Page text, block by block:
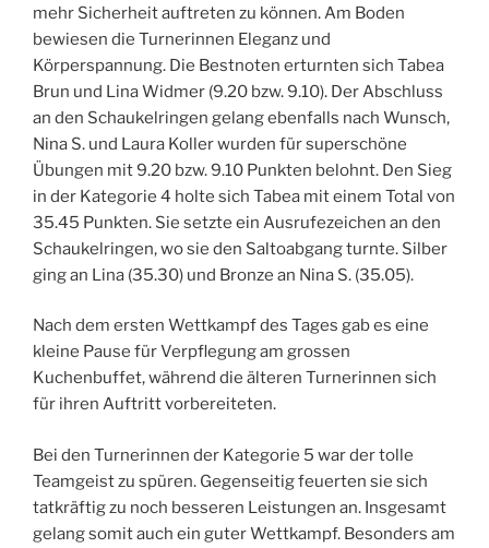
mehr Sicherheit auftreten zu können. Am Boden
bewiesen die Turnerinnen Eleganz und
Körperspannung. Die Bestnoten erturnten sich Tabea
Brun und Lina Widmer (9.20 bzw. 9.10). Der Abschluss
an den Schaukelringen gelang ebenfalls nach Wunsch,
Nina S. und Laura Koller wurden für superschöne
Übungen mit 9.20 bzw. 9.10 Punkten belohnt. Den Sieg
in der Kategorie 4 holte sich Tabea mit einem Total von
35.45 Punkten. Sie setzte ein Ausrufezeichen an den
Schaukelringen, wo sie den Saltoabgang turnte. Silber
ging an Lina (35.30) und Bronze an Nina S. (35.05).
Nach dem ersten Wettkampf des Tages gab es eine
kleine Pause für Verpflegung am grossen
Kuchenbuffet, während die älteren Turnerinnen sich
für ihren Auftritt vorbereiteten.
Bei den Turnerinnen der Kategorie 5 war der tolle
Teamgeist zu spüren. Gegenseitig feuerten sie sich
tatkräftig zu noch besseren Leistungen an. Insgesamt
gelang somit auch ein guter Wettkampf. Besonders am